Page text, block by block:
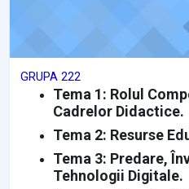
GRUPA 222
Tema 1: Rolul
Cadrelor Didactice.
Tema 2: Resurse
Tema 3: Predare,
Tehnologii Digitale.